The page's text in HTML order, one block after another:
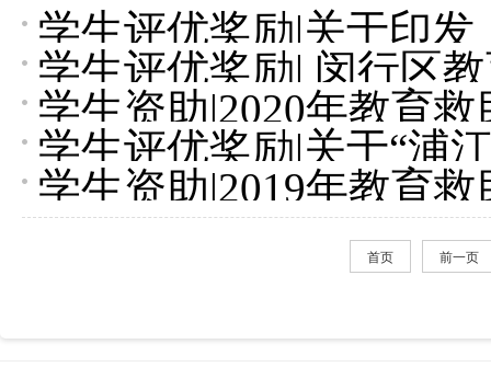
校）三好学生、优秀学
学生评优奖励|关于印发
行区精神文明建设委员
关于开展2020--2021年
少年（美德少年）”推
学生评优奖励| 闵行区
会关于开展2020-2021
学校）三好学生、优秀
学生资助|2020年教育
学生评优奖励|关于“浦
法治专题书画作品征集
学生资助|2019年教育
首页 前一页